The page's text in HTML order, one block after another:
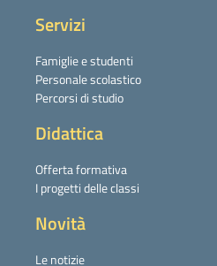
Servizi
Famiglie e studenti
Personale scolastico
Percorsi di studio
Didattica
Offerta formativa
I progetti delle classi
Novità
Le notizie